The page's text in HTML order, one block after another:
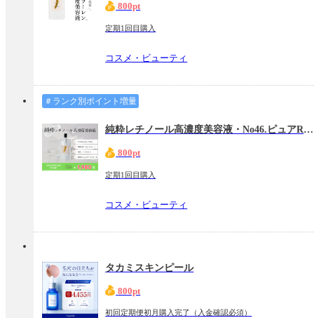
800pt
定期1回目購入
コスメ・ビューティ
＃ランク別ポイント増量
純粋レチノール高濃度美容液・No46.ピュアRTセラム【RÉGLAGE（レグラージュ）】
800pt
定期1回目購入
コスメ・ビューティ
タカミスキンピール
800pt
初回定期便初月購入完了（入金確認必須）